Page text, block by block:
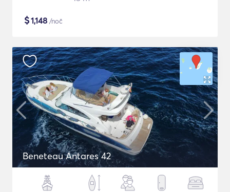
$1,148 /noč
Beneteau Antares 42